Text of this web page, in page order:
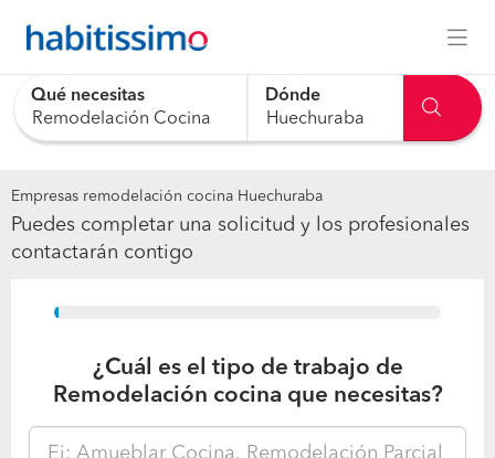
Qué necesitas Dónde
Empresas remodelación cocina Huechuraba
Puedes completar una solicitud y los profesionales
contactarán contigo
15%
¿Cuál es el tipo de trabajo de
Remodelación cocina que necesitas?